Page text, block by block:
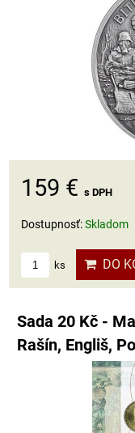
159 € s DPH
Dostupnosť:Skladom
ks DO
Sada 20 Kč -
Rašín, Engliš,